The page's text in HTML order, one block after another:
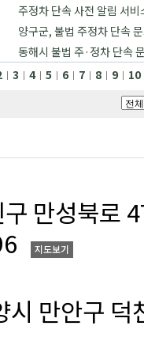
주정차 단속 사전 알림 서
양구군, 불법 주정차 단속
동해시 불법 주·정차 단속
3 4 5 6 7 8 9 10
만성북로
지도보기
만안구